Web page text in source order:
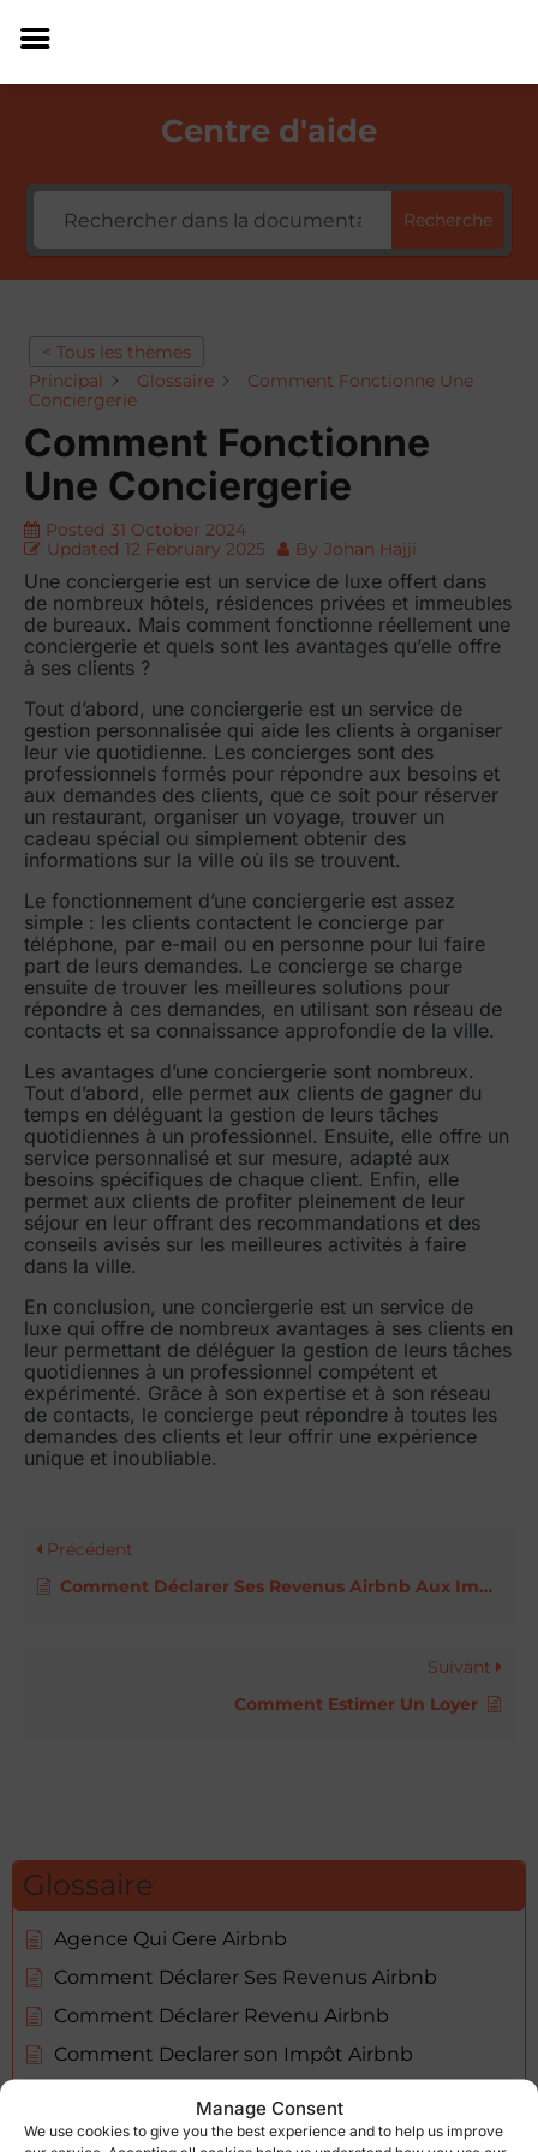
Manage Consent
We use cookies to give you the best experience and to help us improve
Centre d'aide
Recherche
Glossaire
Agence Qui Gere Airbnb
Comment Déclarer Ses Revenus Airbnb
Comment Déclarer Revenu Airbnb
Comment Declarer son Impôt Airbnb
Comment Noter Sur Airbnb
< Tous les thèmes
Principal
Glossaire
Comment Fonctionne Une
Conciergerie
Comment Fonctionne
Une Conciergerie
Posted 31 October 2024
Updated 12 February 2025 By Johan Hajji
Une conciergerie est un service de luxe offert dans
de nombreux hôtels, résidences privées et immeubles
de bureaux. Mais comment fonctionne réellement une
conciergerie et quels sont les avantages qu’elle offre
à ses clients ?
Tout d’abord, une conciergerie est un service de
gestion personnalisée qui aide les clients à organiser
leur vie quotidienne. Les concierges sont des
professionnels formés pour répondre aux besoins et
aux demandes des clients, que ce soit pour réserver
un restaurant, organiser un voyage, trouver un
cadeau spécial ou simplement obtenir des
informations sur la ville où ils se trouvent.
Le fonctionnement d’une conciergerie est assez
simple : les clients contactent le concierge par
téléphone, par e-mail ou en personne pour lui faire
part de leurs demandes. Le concierge se charge
ensuite de trouver les meilleures solutions pour
répondre à ces demandes, en utilisant son réseau de
contacts et sa connaissance approfondie de la ville.
Les avantages d’une conciergerie sont nombreux.
Tout d’abord, elle permet aux clients de gagner du
temps en déléguant la gestion de leurs tâches
quotidiennes à un professionnel. Ensuite, elle offre un
service personnalisé et sur mesure, adapté aux
besoins spécifiques de chaque client. Enfin, elle
permet aux clients de profiter pleinement de leur
séjour en leur offrant des recommandations et des
conseils avisés sur les meilleures activités à faire
dans la ville.
En conclusion, une conciergerie est un service de
luxe qui offre de nombreux avantages à ses clients en
leur permettant de déléguer la gestion de leurs tâches
quotidiennes à un professionnel compétent et
expérimenté. Grâce à son expertise et à son réseau
de contacts, le concierge peut répondre à toutes les
demandes des clients et leur offrir une expérience
unique et inoubliable.
Précédent
Comment Déclarer Ses Revenus Airbnb Aux Impots
Suivant
Comment Estimer Un Loyer